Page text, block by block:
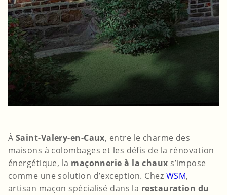
À Saint-Valery-en-Caux, entre le charme des
maisons à colombages et les défis de la rénovation
énergétique, la maçonnerie à la chaux s’impose
comme une solution d’exception. Chez WSM,
artisan maçon spécialisé dans la restauration du